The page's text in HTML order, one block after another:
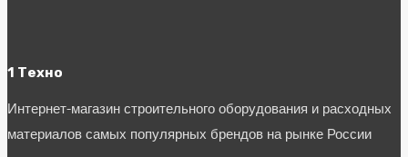
1 Техно
Интернет-магазин строительного оборудования и расходных
материалов самых популярных брендов на рынке России